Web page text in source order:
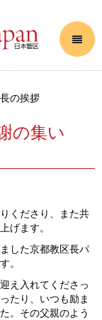
の挨拶
の集い
くださり、また共
げます。
した京都教区長パ
。
え入れてくださっ
たり、いつも励ま
。その父親のよう